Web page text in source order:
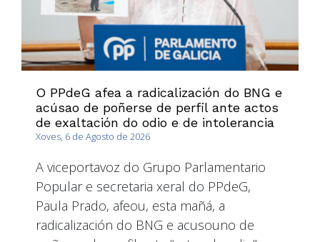
O PPdeG afea a radicalización do BNG e
acúsao de poñerse de perfil ante actos
de exaltación do odio e de intolerancia
Xoves, 6 de Agosto de 2026
A viceportavoz do Grupo Parlamentario
Popular e secretaria xeral do PPdeG,
Paula Prado, afeou, esta mañá, a
radicalización do BNG e acusouno de